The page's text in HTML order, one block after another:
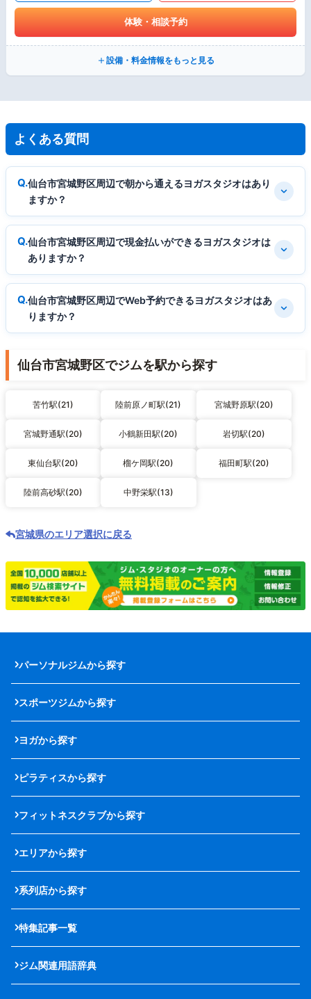
体験・相談予約
設備・料金情報をもっと見る
よくある質問
仙台市宮城野区周辺で朝から通えるヨガスタジオはあり
ますか？
仙台市宮城野区周辺で現金払いができるヨガスタジオは
ありますか？
仙台市宮城野区周辺でWeb予約できるヨガスタジオはあ
りますか？
仙台市宮城野区でジムを駅から探す
苦竹駅(21) 陸前原ノ町駅(21) 宮城野原駅(20)
宮城野通駅(20) 小鶴新田駅(20) 岩切駅(20)
東仙台駅(20) 榴ケ岡駅(20) 福田町駅(20)
陸前高砂駅(20) 中野栄駅(13)
宮城県のエリア選択に戻る
パーソナルジムから探す
スポーツジムから探す
ヨガから探す
ピラティスから探す
フィットネスクラブから探す
エリアから探す
系列店から探す
特集記事一覧
ジム関連用語辞典